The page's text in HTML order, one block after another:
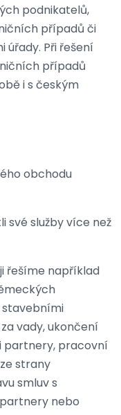
podnikatelů,
případů či
úřady. Při řešení
případů
i s českým
obchodu
své služby více než
řešíme například
vady, ukončení
partnery, pracovní
strany
smluv s
nebo